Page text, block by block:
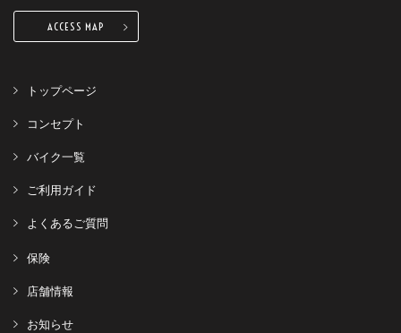
ACCESS MAP
トップページ
コンセプト
バイク一覧
ご利用ガイド
よくあるご質問
保険
店舗情報
お知らせ